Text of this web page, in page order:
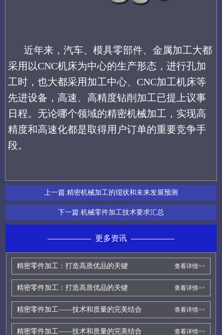
近年来，汽车、模具零部件、金属加工大都
采用以CNC机床为中心的生产形态，进行孔加
工时，也大都采用加工中心、CNC加工机床等
先进设备，高速、高精度钻削加工已提上议事
日程。无论哪个领域的精密机械加工，实现高
精度和高速化都是取得用户订单的重要竞争手
段。
上一篇:精密机械加工的现状和未来发展预测
下一篇:机械零件加工技术要求汇总
更多资讯
精密零件加工：打造高质优品的关键 查看详情>>
精密零件加工：打造高质优品的关键 查看详情>>
精密零件加工——技术和质量的完美结合 查看详情>>
精密零件加工——技术和质量的完美结合 查看详情>>